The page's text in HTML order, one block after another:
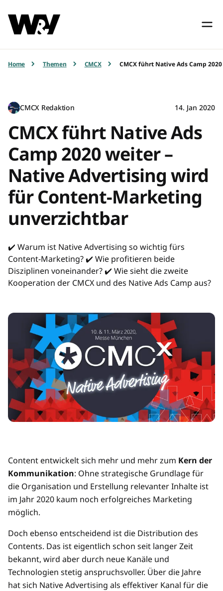
Home Themen CMCX CMCX führt Native Ads Camp
CMCX Redaktion 14. Jan 2020
CMCX führt Native Ads
Camp 2020 weiter –
Native Advertising wird
für Content-Marketing
unverzichtbar
✔️ Warum ist Native Advertising so wichtig fürs
Content-Marketing? ✔️ Wie profitieren beide
Disziplinen voneinander? ✔️ Wie sieht die zweite
Kooperation der CMCX und des Native Ads Camp aus?
Content entwickelt sich mehr und mehr zum Kern der
Kommunikation: Ohne strategische Grundlage für
die Organisation und Erstellung relevanter Inhalte ist
im Jahr 2020 kaum noch erfolgreiches Marketing
möglich.
Doch ebenso entscheidend ist die Distribution des
Contents. Das ist eigentlich schon seit langer Zeit
bekannt, wird aber durch neue Kanäle und
Technologien stetig anspruchsvoller. Über die Jahre
hat sich Native Advertising als effektiver Kanal für die